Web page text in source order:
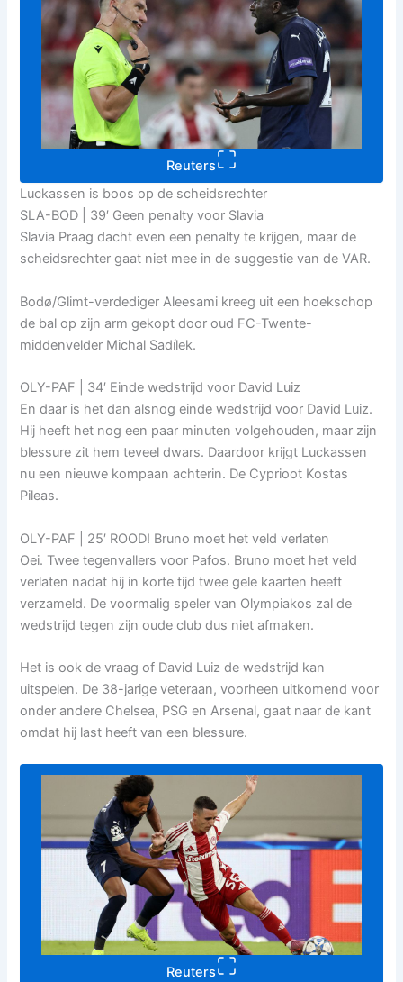
Reuters
Luckassen is boos op de scheidsrechter
SLA-BOD | 39′ Geen penalty voor Slavia
Slavia Praag dacht even een penalty te krijgen, maar de
scheidsrechter gaat niet mee in de suggestie van de VAR.
Bodø/Glimt-verdediger Aleesami kreeg uit een hoekschop
de bal op zijn arm gekopt door oud FC-Twente-
middenvelder Michal Sadílek.
OLY-PAF | 34′ Einde wedstrijd voor David Luiz
En daar is het dan alsnog einde wedstrijd voor David Luiz.
Hij heeft het nog een paar minuten volgehouden, maar zijn
blessure zit hem teveel dwars. Daardoor krijgt Luckassen
nu een nieuwe kompaan achterin. De Cyprioot Kostas
Pileas.
OLY-PAF | 25′ ROOD! Bruno moet het veld verlaten
Oei. Twee tegenvallers voor Pafos. Bruno moet het veld
verlaten nadat hij in korte tijd twee gele kaarten heeft
verzameld. De voormalig speler van Olympiakos zal de
wedstrijd tegen zijn oude club dus niet afmaken.
Het is ook de vraag of David Luiz de wedstrijd kan
uitspelen. De 38-jarige veteraan, voorheen uitkomend voor
onder andere Chelsea, PSG en Arsenal, gaat naar de kant
omdat hij last heeft van een blessure.
Reuters